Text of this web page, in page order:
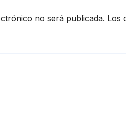
no será publicada. Los